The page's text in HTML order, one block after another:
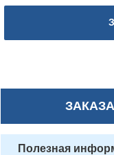
Полезная